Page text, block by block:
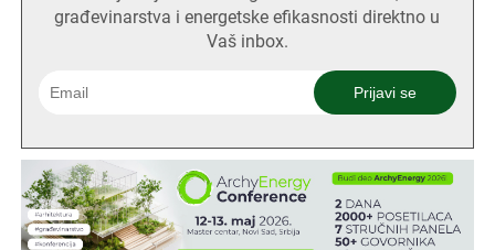
građevinarstva i energetske efikasnosti direktno u
Vaš inbox.